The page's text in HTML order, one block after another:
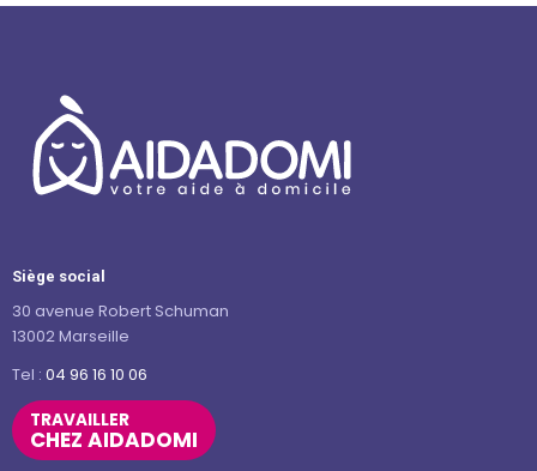
Siège social
30 avenue Robert Schuman
13002 Marseille
Tel : 04 96 16 10 06
TRAVAILLER
CHEZ AIDADOMI